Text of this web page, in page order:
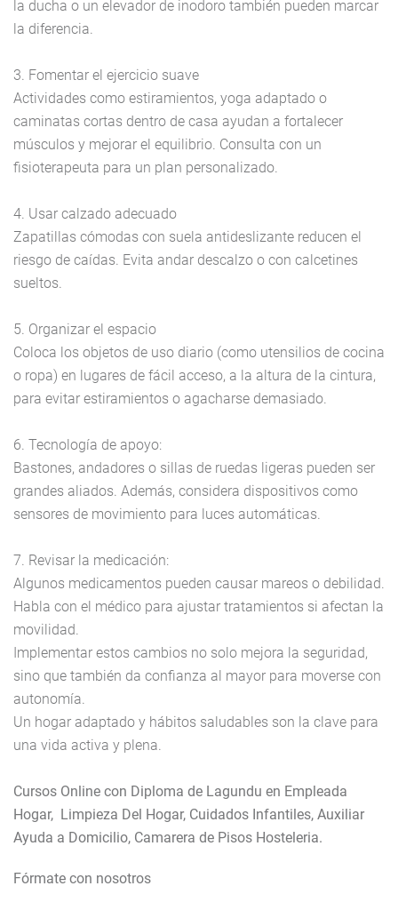
la ducha o un elevador de inodoro también pueden marcar
la diferencia.
3. Fomentar el ejercicio suave
Actividades como estiramientos, yoga adaptado o
caminatas cortas dentro de casa ayudan a fortalecer
músculos y mejorar el equilibrio. Consulta con un
fisioterapeuta para un plan personalizado.
4. Usar calzado adecuado
Zapatillas cómodas con suela antideslizante reducen el
riesgo de caídas. Evita andar descalzo o con calcetines
sueltos.
5. Organizar el espacio
Coloca los objetos de uso diario (como utensilios de cocina
o ropa) en lugares de fácil acceso, a la altura de la cintura,
para evitar estiramientos o agacharse demasiado.
6. Tecnología de apoyo:
Bastones, andadores o sillas de ruedas ligeras pueden ser
grandes aliados. Además, considera dispositivos como
sensores de movimiento para luces automáticas.
7. Revisar la medicación:
Algunos medicamentos pueden causar mareos o debilidad.
Habla con el médico para ajustar tratamientos si afectan la
movilidad.
Implementar estos cambios no solo mejora la seguridad,
sino que también da confianza al mayor para moverse con
autonomía.
Un hogar adaptado y hábitos saludables son la clave para
una vida activa y plena.
Cursos Online con Diploma de Lagundu en Empleada
Hogar, Limpieza Del Hogar, Cuidados Infantiles, Auxiliar
Ayuda a Domicilio, Camarera de Pisos Hosteleria.
Fórmate con nosotros